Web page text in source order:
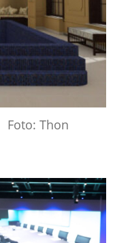
Foto: Thon